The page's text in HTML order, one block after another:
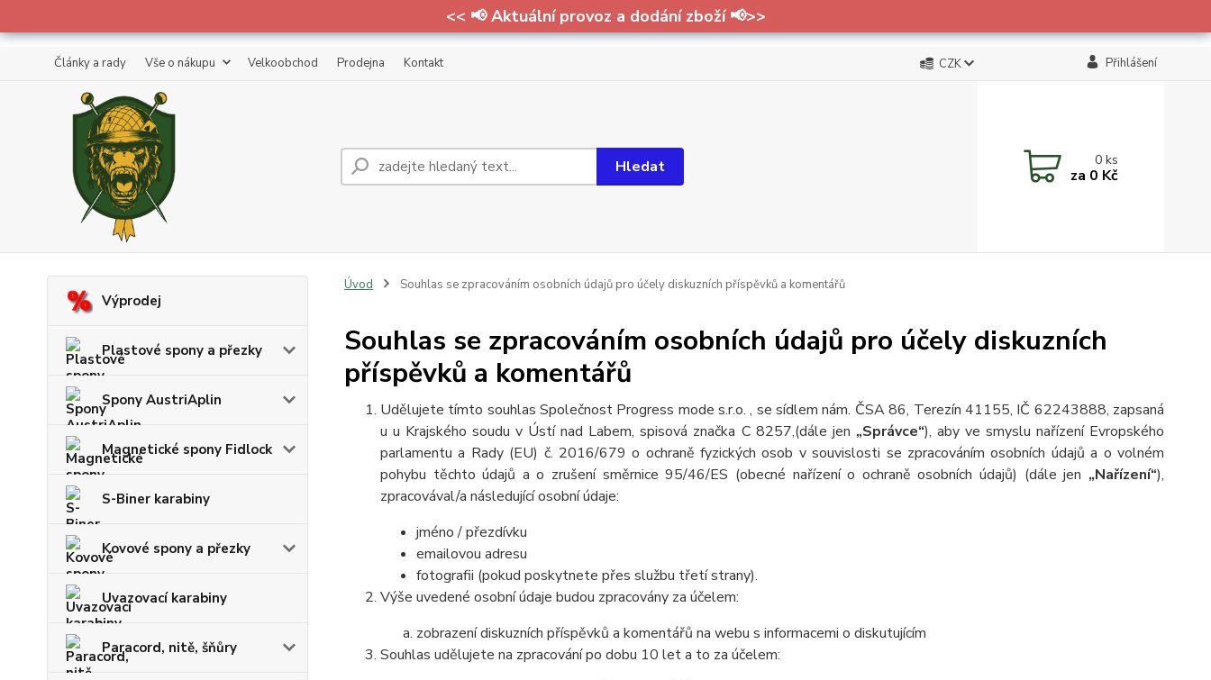
<< 📢 Aktuální provoz a dodání zboží 📢>>
Články a rady Vše o nákupu Velkoobchod Prodejna Kontakt CZK Přihlášení
Hledat 0ks
za 0 Kč
Výprodej
Plastové spony a přezky
Spony AustriAplin
Magnetické spony Fidlock
S-Biner karabiny
Kovové spony a přezky
Uvazovací karabiny
Paracord, nitě, šňůry
Úvod Souhlas se zpracováním osobních údajů pro účely diskuzních příspěvků a komentářů
Souhlas se zpracováním osobních údajů pro účely diskuzních
příspěvků a komentářů
Udělujete tímto souhlas Společnost Progress mode s.r.o. , se sídlem nám. ČSA 86, Terezín 41155, IČ 62243888, zapsaná
u u Krajského soudu v Ústí nad Labem, spisová značka C 8257,(dále jen „Správce“), aby ve smyslu nařízení Evropského
parlamentu a Rady (EU) č. 2016/679 o ochraně fyzických osob v souvislosti se zpracováním osobních údajů a o volném
pohybu těchto údajů a o zrušení směrnice 95/46/ES (obecné nařízení o ochraně osobních údajů) (dále jen „Nařízení“),
zpracovával/a následující osobní údaje:
jméno / přezdívku
emailovou adresu
fotografii (pokud poskytnete přes službu třetí strany).
Výše uvedené osobní údaje budou zpracovány za účelem:
zobrazení diskuzních příspěvků a komentářů na webu s informacemi o diskutujícím
Souhlas udělujete na zpracování po dobu 10 let a to za účelem: